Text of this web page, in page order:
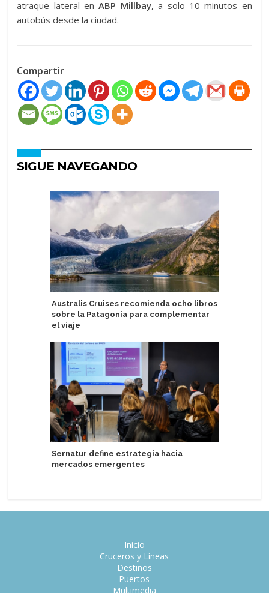
atraque lateral en ABP Millbay, a solo 10 minutos en
autobús desde la ciudad.
Compartir
SIGUE NAVEGANDO
Australis Cruises recomienda ocho libros
sobre la Patagonia para complementar
el viaje
Sernatur define estrategia hacia
mercados emergentes
Inicio
Cruceros y Líneas
Destinos
Puertos
Multimedia